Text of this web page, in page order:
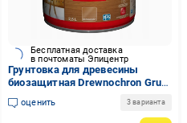
Бесплатная доставка
в почтоматы Эпицентр
Грунтовка для древесины
биозащитная Drewnochron Grunt
R 2,5 л (2790744326)
оценить 3 варианта